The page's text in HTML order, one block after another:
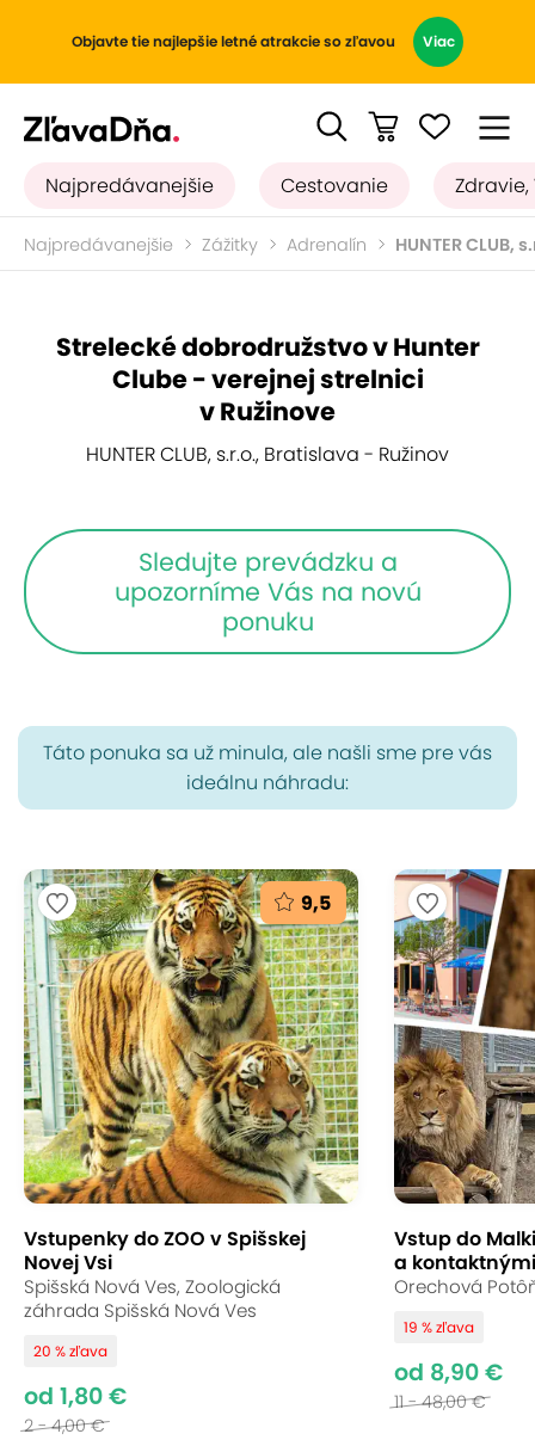
Objavte tie najlepšie letné atrakcie so zľavou Viac
Najpredávanejšie Cestovanie Zdravie,
Najpredávanejšie Zážitky Adrenalín HUNTER CLUB,
Strelecké dobrodružstvo v Hunter
Clube - verejnej strelnici
v Ružinove
HUNTER CLUB, s.r.o., Bratislava - Ružinov
Sledujte prevádzku a
upozorníme Vás na novú
ponuku
Táto ponuka sa už minula, ale našli sme pre vás
ideálnu náhradu:
9,5
Vstupenky do ZOO v Spišskej
Novej Vsi
Spišská Nová Ves, Zoologická
záhrada Spišská Nová Ves
20 % zľava
od 1,80 €
2 - 4,00 €
Vstup do
a
Orechová
19 % zľava
od 8,90 €
11 - 48,00 €